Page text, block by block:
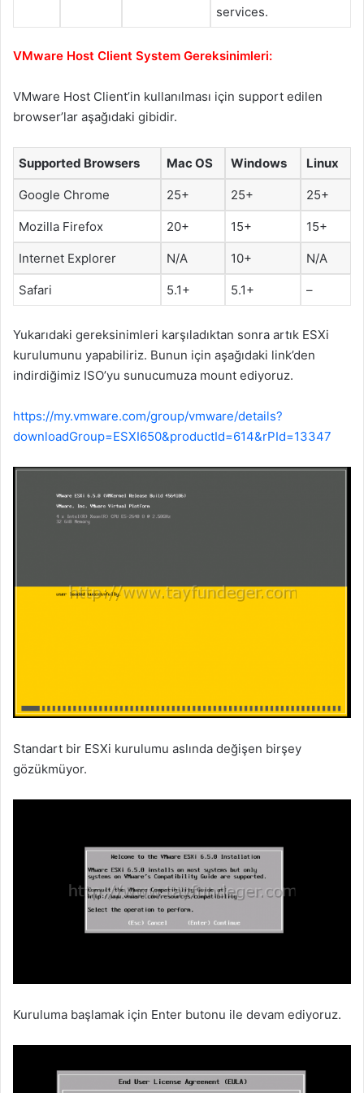
services.
VMware Host Client System Gereksinimleri:
VMware Host Client’in kullanılması için support edilen
browser’lar aşağıdaki gibidir.
Supported Browsers Mac OS Windows Linux
Google Chrome 25+ 25+ 25+
Mozilla Firefox 20+ 15+ 15+
Internet Explorer N/A 10+ N/A
Safari 5.1+ 5.1+ –
Yukarıdaki gereksinimleri karşıladıktan sonra artık ESXi
kurulumunu yapabiliriz. Bunun için aşağıdaki link’den
indirdiğimiz ISO’yu sunucumuza mount ediyoruz.
https://my.vmware.com/group/vmware/details?
downloadGroup=ESXI650&productId=614&rPId=13347
Standart bir ESXi kurulumu aslında değişen birşey
gözükmüyor.
Kuruluma başlamak için Enter butonu ile devam ediyoruz.